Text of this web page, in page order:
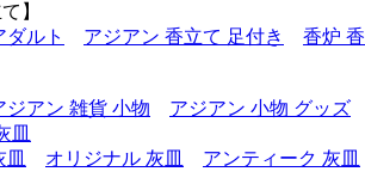
】
ダルト アジアン 香立て 足付き 香炉
ジアン 雑貨 小物
アジアン 小物 グッズ
皿
皿 オリジナル 灰皿 アンティーク 灰皿